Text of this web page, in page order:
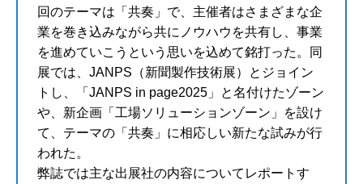
回のテーマは「共奏」で、主催者はさまざまな企
業を巻き込みながら共にノウハウを共有し、事業
を進めていこうという思いを込めて銘打った。同
展では、JANPS（新聞製作技術展）とジョイン
トし、「JANPS in page2025」と名付けたゾーン
や、新企画「工場ソリューションゾーン」を設け
て、テーマの「共奏」に相応しい新たな試みが行
われた。
弊誌では主な出展社の内容についてレポートす